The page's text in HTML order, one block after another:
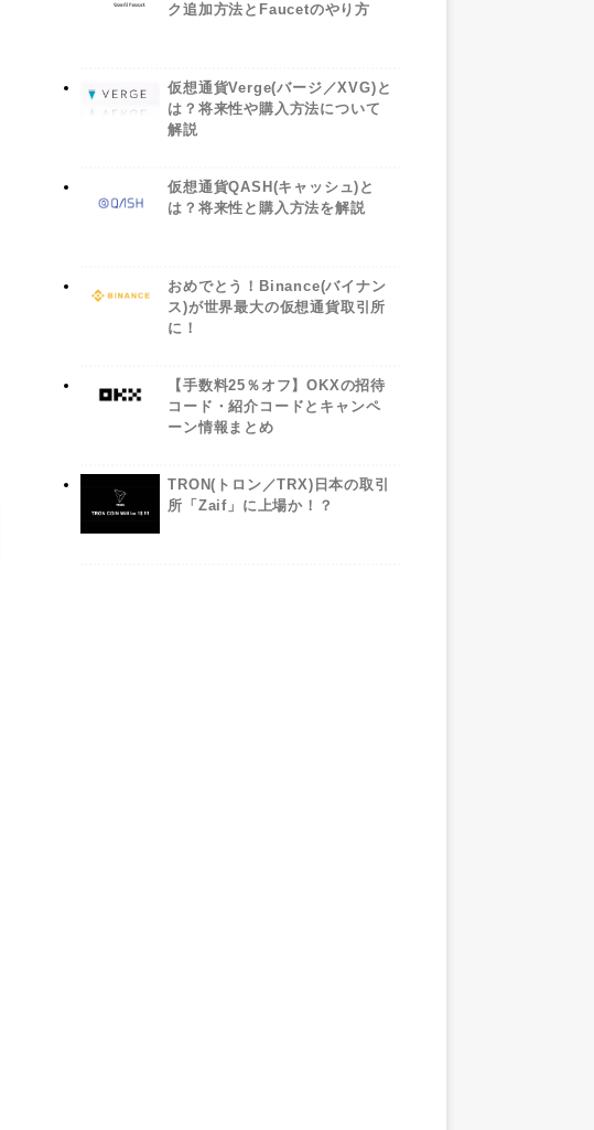
ク追加方法とFaucetのやり方
仮想通貨Verge(バージ／XVG)と
は？将来性や購入方法について
解説
仮想通貨QASH(キャッシュ)と
は？将来性と購入方法を解説
おめでとう！Binance(バイナン
ス)が世界最大の仮想通貨取引所
に！
【手数料25％オフ】OKXの招待
コード・紹介コードとキャンペ
ーン情報まとめ
TRON(トロン／TRX)日本の取引
所「Zaif」に上場か！？